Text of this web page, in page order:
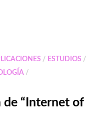
/ ESTUDIOS /
/
“Internet of